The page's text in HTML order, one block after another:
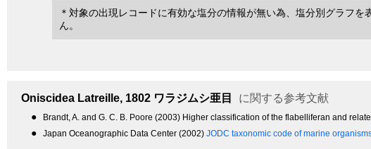
＊対象の出現レコードに有効な塩分の情報が無い為、塩分別グラフを
ん。
Oniscidea Latreille, 1802 ワラジムシ亜目 に関する参考文献
● Brandt, A. and G. C. B. Poore (2003) Higher classification of the flabelliferan and
● Japan Oceanographic Data Center (2002) JODC taxonomic code of marine